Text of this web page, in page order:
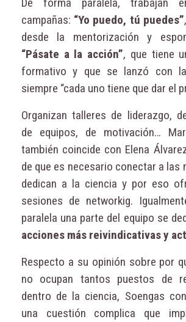
campañas: “Yo puedo, tú puedes”
desde la mentorización y
“Pásate a la acción”, que tiene
formativo y que se lanzó con
siempre “cada uno tiene que dar el
Organizan talleres de liderazgo,
de equipos, de motivación…
también coincide con Elena
de que es necesario conectar a las
dedican a la ciencia y por eso
sesiones de networkig.
paralela una parte del equipo se
acciones más reivindicativas y
Respecto a su opinión sobre por
no ocupan tantos puestos de
dentro de la ciencia, Soengas
una cuestión complica que